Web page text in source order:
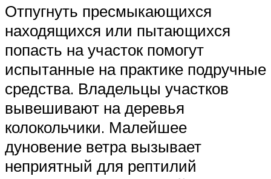
Отпугнуть пресмыкающихся
находящихся или пытающихся
попасть на участок помогут
испытанные на практике подручные
средства. Владельцы участков
вывешивают на деревья
колокольчики. Малейшее
дуновение ветра вызывает
неприятный для рептилий